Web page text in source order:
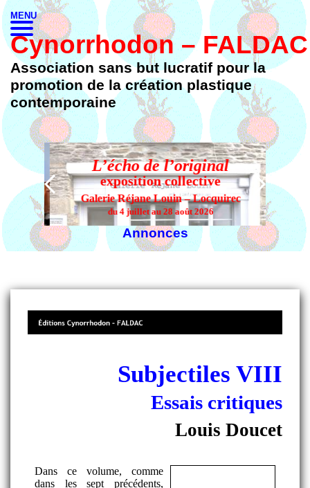
Cynorrhodon – FALDAC
Association sans but lucratif pour la
promotion de la création plastique
contemporaine
L’écho de l’original
exposition collective
Galerie Réjane Louin – Locquirec
du 4 juillet au 28 août 2026
Annonces
MENU